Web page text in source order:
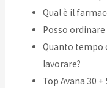
Qual è il
Posso ordinare
Quanto tempo
lavorare?
Top Avana 30